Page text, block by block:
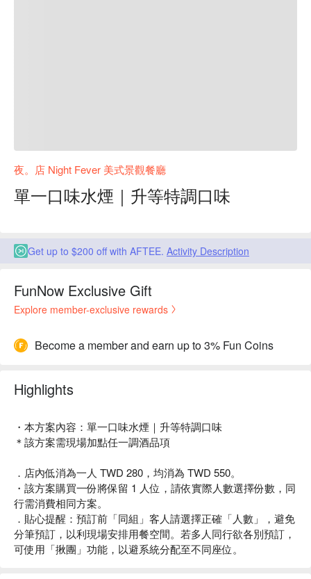
夜。店 Night Fever 美式景觀餐廳
單一口味水煙｜升等特調口味
Get up to $200 off with AFTEE. Activity Description
FunNow Exclusive Gift
Explore member-exclusive rewards
Become a member and earn up to 3% Fun Coins
Highlights
・本方案內容：單一口味水煙｜升等特調口味
＊該方案需現場加點任一調酒品項
．店內低消為一人 TWD 280，均消為 TWD 550。
・該方案購買一份將保留 1 人位，請依實際人數選擇份數，同
行需消費相同方案。
．貼心提醒：預訂前「同組」客人請選擇正確「人數」，避免
分筆預訂，以利現場安排用餐空間。若多人同行欲各別預訂，
可使用「揪團」功能，以避系統分配至不同座位。